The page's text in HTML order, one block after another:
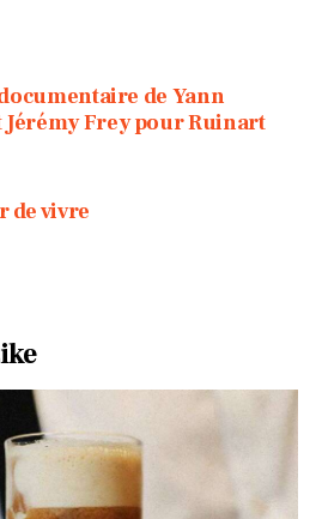
de Yann
Frey pour Ruinart
de vivre